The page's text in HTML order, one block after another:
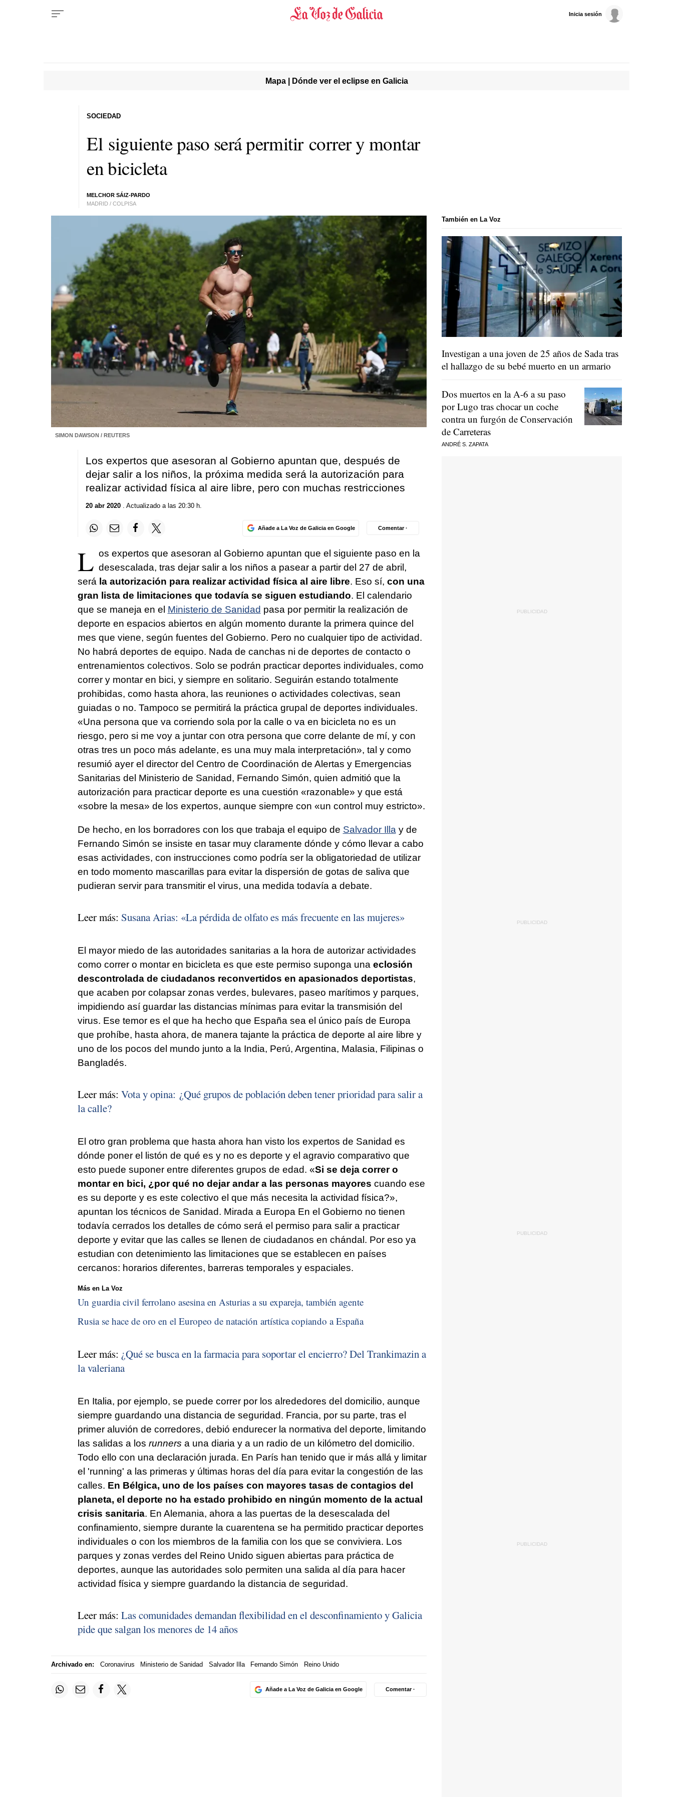
Inicia sesión
Mapa | Dónde ver el eclipse en Galicia
El siguiente paso será permitir correr y montar
en bicicleta
MELCHOR SÁIZ-PARDO
MADRID / COLPISA
SOCIEDAD
SIMON DAWSON / REUTERS
Los expertos que asesoran al Gobierno apuntan que, después de
dejar salir a los niños, la próxima medida será la autorización para
realizar actividad física al aire libre, pero con muchas restricciones
20 abr 2020. Actualizado a las 20:30 h.
Añade a La Voz de Galicia en Google Comentar ·
L os expertos que asesoran al Gobierno apuntan que el siguiente paso en la
desescalada, tras dejar salir a los niños a pasear a partir del 27 de abril,
será la autorización para realizar actividad física al aire libre. Eso sí, con una
gran lista de limitaciones que todavía se siguen estudiando. El calendario
que se maneja en el Ministerio de Sanidad pasa por permitir la realización de
deporte en espacios abiertos en algún momento durante la primera quince del
mes que viene, según fuentes del Gobierno. Pero no cualquier tipo de actividad.
No habrá deportes de equipo. Nada de canchas ni de deportes de contacto o
entrenamientos colectivos. Solo se podrán practicar deportes individuales, como
correr y montar en bici, y siempre en solitario. Seguirán estando totalmente
prohibidas, como hasta ahora, las reuniones o actividades colectivas, sean
guiadas o no. Tampoco se permitirá la práctica grupal de deportes individuales.
«Una persona que va corriendo sola por la calle o va en bicicleta no es un
riesgo, pero si me voy a juntar con otra persona que corre delante de mí, y con
otras tres un poco más adelante, es una muy mala interpretación», tal y como
resumió ayer el director del Centro de Coordinación de Alertas y Emergencias
Sanitarias del Ministerio de Sanidad, Fernando Simón, quien admitió que la
autorización para practicar deporte es una cuestión «razonable» y que está
«sobre la mesa» de los expertos, aunque siempre con «un control muy estricto».
De hecho, en los borradores con los que trabaja el equipo de Salvador Illa y de
Fernando Simón se insiste en tasar muy claramente dónde y cómo llevar a cabo
esas actividades, con instrucciones como podría ser la obligatoriedad de utilizar
en todo momento mascarillas para evitar la dispersión de gotas de saliva que
pudieran servir para transmitir el virus, una medida todavía a debate.
Leer más: Susana Arias: «La pérdida de olfato es más frecuente en las mujeres»
El mayor miedo de las autoridades sanitarias a la hora de autorizar actividades
como correr o montar en bicicleta es que este permiso suponga una eclosión
descontrolada de ciudadanos reconvertidos en apasionados deportistas,
que acaben por colapsar zonas verdes, bulevares, paseo marítimos y parques,
impidiendo así guardar las distancias mínimas para evitar la transmisión del
virus. Ese temor es el que ha hecho que España sea el único país de Europa
que prohíbe, hasta ahora, de manera tajante la práctica de deporte al aire libre y
uno de los pocos del mundo junto a la India, Perú, Argentina, Malasia, Filipinas o
Bangladés.
Leer más: Vota y opina: ¿Qué grupos de población deben tener prioridad para salir a
la calle?
El otro gran problema que hasta ahora han visto los expertos de Sanidad es
dónde poner el listón de qué es y no es deporte y el agravio comparativo que
esto puede suponer entre diferentes grupos de edad. «Si se deja correr o
montar en bici, ¿por qué no dejar andar a las personas mayores cuando ese
es su deporte y es este colectivo el que más necesita la actividad física?»,
apuntan los técnicos de Sanidad. Mirada a Europa En el Gobierno no tienen
todavía cerrados los detalles de cómo será el permiso para salir a practicar
deporte y evitar que las calles se llenen de ciudadanos en chándal. Por eso ya
estudian con detenimiento las limitaciones que se establecen en países
cercanos: horarios diferentes, barreras temporales y espaciales.
Más en La Voz
Un guardia civil ferrolano asesina en Asturias a su expareja, también agente
Rusia se hace de oro en el Europeo de natación artística copiando a España
Leer más: ¿Qué se busca en la farmacia para soportar el encierro? Del Trankimazin a
la valeriana
En Italia, por ejemplo, se puede correr por los alrededores del domicilio, aunque
siempre guardando una distancia de seguridad. Francia, por su parte, tras el
primer aluvión de corredores, debió endurecer la normativa del deporte, limitando
las salidas a los runners a una diaria y a un radio de un kilómetro del domicilio.
Todo ello con una declaración jurada. En París han tenido que ir más allá y limitar
el 'running' a las primeras y últimas horas del día para evitar la congestión de las
calles. En Bélgica, uno de los países con mayores tasas de contagios del
planeta, el deporte no ha estado prohibido en ningún momento de la actual
crisis sanitaria. En Alemania, ahora a las puertas de la desescalada del
confinamiento, siempre durante la cuarentena se ha permitido practicar deportes
individuales o con los miembros de la familia con los que se conviviera. Los
parques y zonas verdes del Reino Unido siguen abiertas para práctica de
deportes, aunque las autoridades solo permiten una salida al día para hacer
actividad física y siempre guardando la distancia de seguridad.
Leer más: Las comunidades demandan flexibilidad en el desconfinamiento y Galicia
pide que salgan los menores de 14 años
Archivado en: Coronavirus Ministerio de Sanidad Salvador Illa Fernando Simón Reino Unido
Añade a La Voz de Galicia en Google Comentar ·
También en La Voz
Investigan a una joven de 25 años de Sada tras
el hallazgo de su bebé muerto en un armario
Dos muertos en la A-6 a su paso
por Lugo tras chocar un coche
contra un furgón de Conservación
de Carreteras
ANDRÉ S. ZAPATA